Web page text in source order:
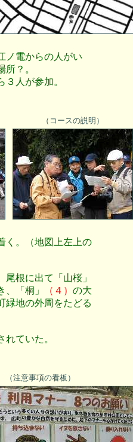
ノ電からの人がい
？。
人が参加。
（コースの説明）
く。（地図上左上の
尾根に出て「山桜」
「桐」 （４） の大
緑地の外周をたどる
ていた。
（注意事項の看板）